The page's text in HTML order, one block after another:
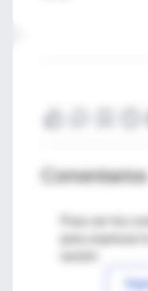
Comentarios
Para ver los